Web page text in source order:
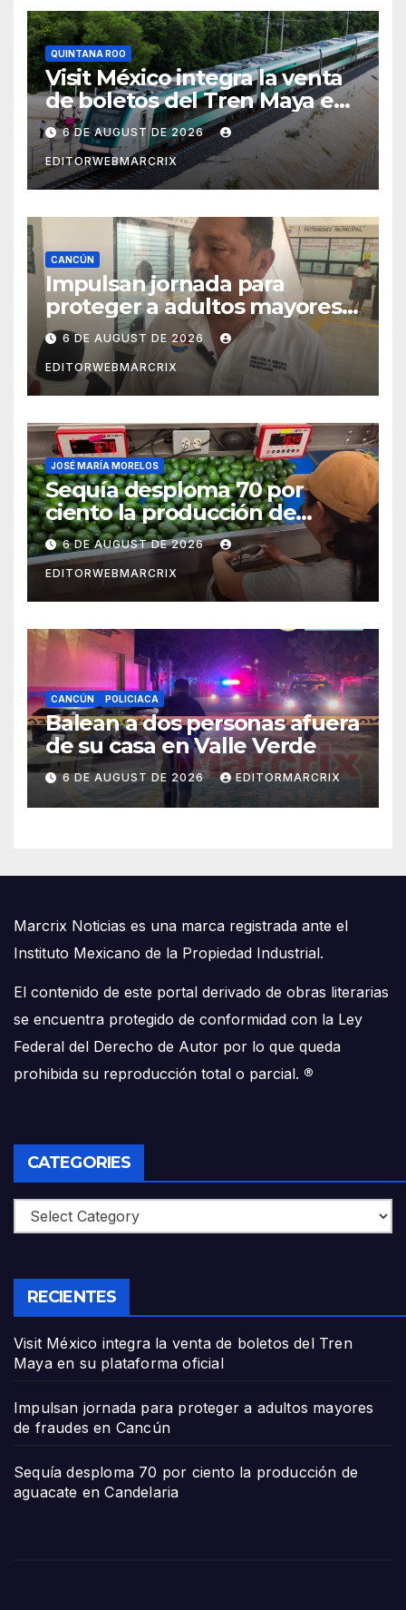
QUINTANA ROO
Visit México integra la venta
de boletos del Tren Maya en
su plataforma oficial
6 DE AUGUST DE 2026
EDITORWEBMARCRIX
CANCÚN
Impulsan jornada para
proteger a adultos mayores
de fraudes en Cancún
6 DE AUGUST DE 2026
EDITORWEBMARCRIX
JOSÉ MARÍA MORELOS
Sequía desploma 70 por
ciento la producción de
aguacate en Candelaria
6 DE AUGUST DE 2026
EDITORWEBMARCRIX
CANCÚN POLICIACA
Balean a dos personas afuera
de su casa en Valle Verde
6 DE AUGUST DE 2026 EDITORMARCRIX
Marcrix Noticias es una marca registrada ante el
Instituto Mexicano de la Propiedad Industrial.
El contenido de este portal derivado de obras literarias
se encuentra protegido de conformidad con la Ley
Federal del Derecho de Autor por lo que queda
prohibida su reproducción total o parcial. ®
CATEGORIES
Categories
RECIENTES
Visit México integra la venta de boletos del Tren
Maya en su plataforma oficial
Impulsan jornada para proteger a adultos mayores
de fraudes en Cancún
Sequía desploma 70 por ciento la producción de
aguacate en Candelaria